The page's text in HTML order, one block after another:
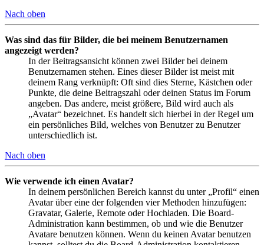
Nach oben
Was sind das für Bilder, die bei meinem Benutzernamen
angezeigt werden?
In der Beitragsansicht können zwei Bilder bei deinem
Benutzernamen stehen. Eines dieser Bilder ist meist mit
deinem Rang verknüpft: Oft sind dies Sterne, Kästchen oder
Punkte, die deine Beitragszahl oder deinen Status im Forum
angeben. Das andere, meist größere, Bild wird auch als
„Avatar“ bezeichnet. Es handelt sich hierbei in der Regel um
ein persönliches Bild, welches von Benutzer zu Benutzer
unterschiedlich ist.
Nach oben
Wie verwende ich einen Avatar?
In deinem persönlichen Bereich kannst du unter „Profil“ einen
Avatar über eine der folgenden vier Methoden hinzufügen:
Gravatar, Galerie, Remote oder Hochladen. Die Board-
Administration kann bestimmen, ob und wie die Benutzer
Avatare benutzen können. Wenn du keinen Avatar benutzen